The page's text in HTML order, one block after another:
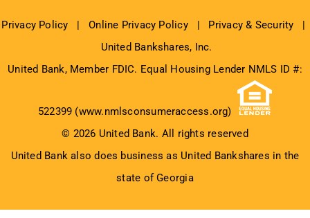
Privacy Policy |Online Privacy Policy| Privacy & Security |
United Bankshares, Inc.
United Bank, Member FDIC. Equal Housing Lender NMLS ID #:
522399 (www.nmlsconsumeraccess.org)
© 2026 United Bank. All rights reserved
United Bank also does business as United Bankshares in the
state of Georgia